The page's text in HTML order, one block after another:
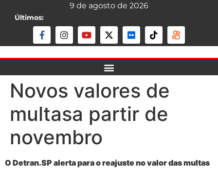
9 de agosto de 2026
Últimos:
Novos valores de
multasa partir de
novembro
O Detran.SP alerta para o reajuste no valor das multas